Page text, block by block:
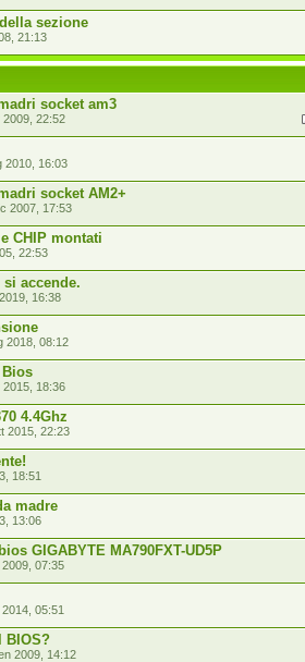
sezione
21:13
socket am3
2009, 22:52
2010, 16:03
socket AM2+
2007, 17:53
CHIP montati
22:53
si accende.
16:38
2018, 08:12
2015, 18:36
4.4Ghz
2015, 22:23
18:51
madre
13:06
GIGABYTE MA790FXT-UD5P
2009, 07:35
05:51
BIOS?
2009, 14:12